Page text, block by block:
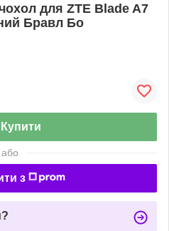
для ZTE Blade A7
Бравл Бо
Купити
або
з